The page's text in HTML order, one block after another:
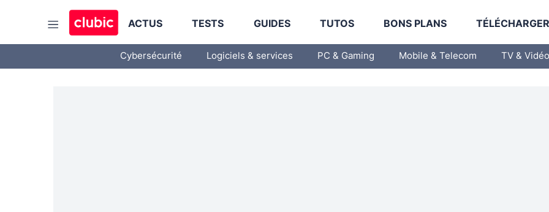
ACTUS TESTS GUIDES TUTOS BONS PLANS
Cybersécurité Logiciels & services PC & Gaming Mobile & Telecom TV & Vidéo